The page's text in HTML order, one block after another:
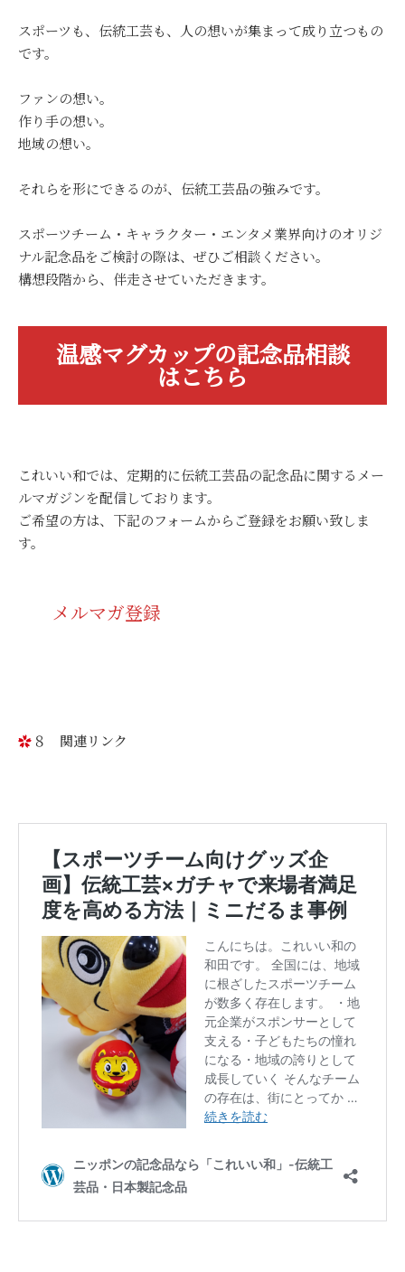
スポーツも、伝統工芸も、人の想いが集まって成り立つもの
です。
ファンの想い。
作り手の想い。
地域の想い。
それらを形にできるのが、伝統工芸品の強みです。
スポーツチーム・キャラクター・エンタメ業界向けのオリジ
ナル記念品をご検討の際は、ぜひご相談ください。
構想段階から、伴走させていただきます。
温感マグカップの記念品相談
はこちら
これいい和では、定期的に伝統工芸品の記念品に関するメー
ルマガジンを配信しております。
ご希望の方は、下記のフォームからご登録をお願い致しま
す。
メルマガ登録
８ 関連リンク